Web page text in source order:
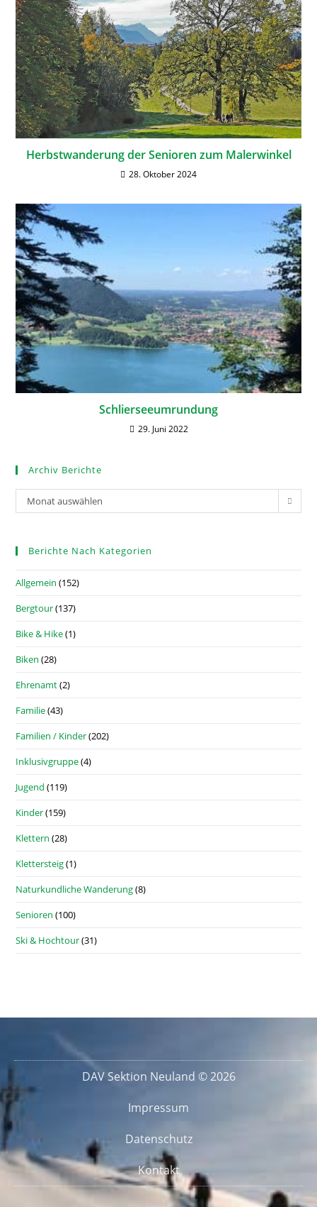
Herbstwanderung der Senioren zum Malerwinkel
28. Oktober 2024
Schlierseeumrundung
29. Juni 2022
Archiv Berichte
Monat auswählen
Berichte Nach Kategorien
Allgemein (152)
Bergtour(137)
Bike & Hike(1)
Biken (28)
Ehrenamt(2)
Familie(43)
Familien / Kinder(202)
Inklusivgruppe(4)
Jugend (119)
Kinder(159)
Klettern (28)
Klettersteig(1)
Naturkundliche Wanderung(8)
Senioren (100)
Ski & Hochtour(31)
DAV Sektion Neuland © 2026
Impressum
Datenschutz
Kontakt